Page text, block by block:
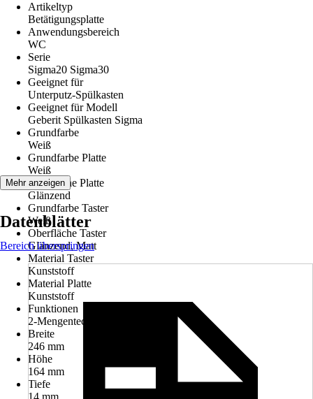
Artikeltyp
Betätigungsplatte
Anwendungsbereich
WC
Serie
Sigma20 Sigma30
Geeignet für
Unterputz-Spülkasten
Geeignet für Modell
Geberit Spülkasten Sigma
Grundfarbe
Weiß
Grundfarbe Platte
Weiß
Oberfläche Platte
Glänzend
Grundfarbe Taster
Weiß
Oberfläche Taster
Glänzend, Matt
Material Taster
Kunststoff
Material Platte
Kunststoff
Funktionen
2-Mengentechnik
Breite
246 mm
Höhe
164 mm
Tiefe
14 mm
Mehr anzeigen
Datenblätter
Bereich überspringen